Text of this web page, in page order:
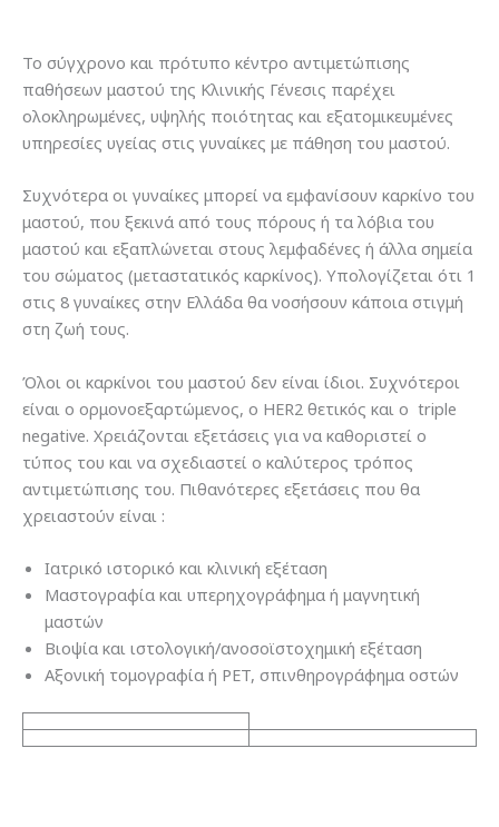
Το σύγχρονο και πρότυπο κέντρο αντιμετώπισης
παθήσεων μαστού της Κλινικής Γένεσις παρέχει
ολοκληρωμένες, υψηλής ποιότητας και εξατομικευμένες
υπηρεσίες υγείας στις γυναίκες με πάθηση του μαστού.
Συχνότερα οι γυναίκες μπορεί να εμφανίσουν καρκίνο του
μαστού, που ξεκινά από τους πόρους ή τα λόβια του
μαστού και εξαπλώνεται στους λεμφαδένες ή άλλα σημεία
του σώματος (μεταστατικός καρκίνος). Υπολογίζεται ότι 1
στις 8 γυναίκες στην Ελλάδα θα νοσήσουν κάποια στιγμή
στη ζωή τους.
Όλοι οι καρκίνοι του μαστού δεν είναι ίδιοι. Συχνότεροι
είναι ο ορμονοεξαρτώμενος, ο HER2 θετικός και ο triple
negative. Χρειάζονται εξετάσεις για να καθοριστεί ο
τύπος του και να σχεδιαστεί ο καλύτερος τρόπος
αντιμετώπισης του. Πιθανότερες εξετάσεις που θα
χρειαστούν είναι :
Ιατρικό ιστορικό και κλινική εξέταση
Μαστογραφία και υπερηχογράφημα ή μαγνητική
μαστών
Βιοψία και ιστολογική/ανοσοϊστοχημική εξέταση
Αξονική τομογραφία ή PET, σπινθηρογράφημα οστών